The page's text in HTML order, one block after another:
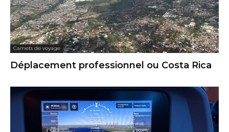
Carnets de voyage
Déplacement professionnel ou Costa Rica